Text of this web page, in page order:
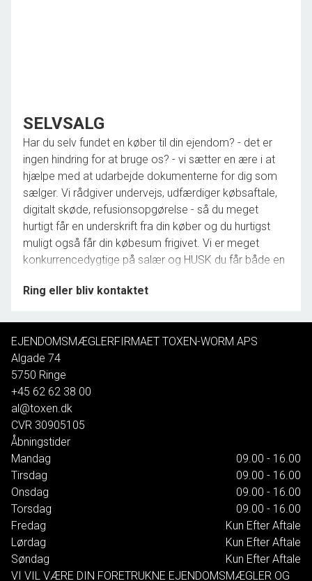
SELVSALG
Har du selv fundet en køber til din ejendom? - det er
ingen hindring for at bruge os? - vi sætter en ære i at
hjælpe med at udarbejde dokumenterne for dig som
sælger. Vi rådgiver undervejs, udfærdiger købsaftale,
digitalt skøde, refusionsopgørelse - så du meget
hurtigt får en underskrift fra din køber og du hurtigst
muligt også får din købesum frigivet. Vi er meget
konkurrencedygtige på salær og HUSK du får både en
advokatsekretær i een og samme person og sidst
Worm - bedre fås det ikke.
Ring eller bliv kontaktet
EJENDOMSMÆGLERFIRMAET TOXEN-WORM APS
Algade 74
5750 Ringe
+45 62 62 38 00
al@toxen.dk
CVR 30905105
Åbningstider
Mandag
09.00 - 16.00
Tirsdag
09.00 - 16.00
Onsdag
09.00 - 16.00
Torsdag
09.00 - 16.00
Fredag
Kun Efter Aftale
Lørdag
Kun Efter Aftale
Søndag
Kun Efter Aftale
VI VIL VÆRE DIN FORETRUKNE EJENDOMSMÆGLER OG